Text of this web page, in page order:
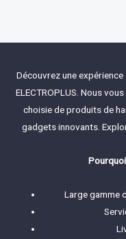
Découvrez une
ELECTROPLUS. Nous
choisie de produits de
gadgets innovants.
Pourquoi
Large gamme